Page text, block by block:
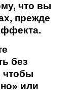
что вы
прежде
без
чтобы
или